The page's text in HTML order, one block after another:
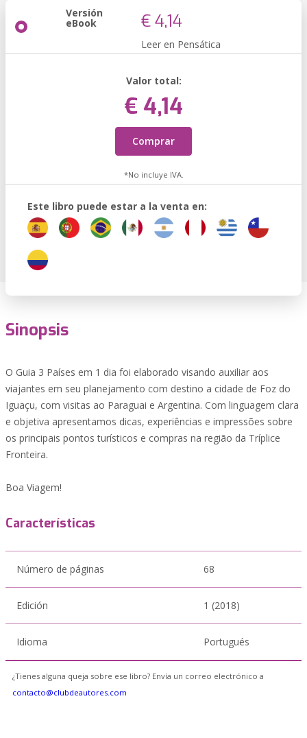
Versión
eBook € 4,14
Leer en Pensática
Valor total:
€ 4,14
Comprar
*No incluye IVA.
Este libro puede estar a la venta en:
Sinopsis
O Guia 3 Países em 1 dia foi elaborado visando auxiliar aos
viajantes em seu planejamento com destino a cidade de Foz do
Iguaçu, com visitas ao Paraguai e Argentina. Com linguagem clara
e objetiva apresentamos dicas, experiências e impressões sobre
os principais pontos turísticos e compras na região da Tríplice
Fronteira.
Boa Viagem!
Características
Número de páginas 68
Edición 1 (2018)
Idioma Portugués
¿Tienes alguna queja sobre ese libro? Envía un correo electrónico a
contacto@clubdeautores.com